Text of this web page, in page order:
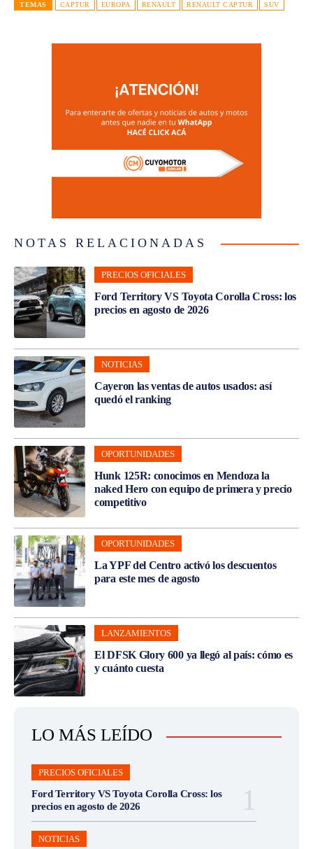
TEMAS CAPTUR EUROPA RENAULT RENAULT CAPTUR SUV
NOTAS RELACIONADAS
PRECIOS OFICIALES
Ford Territory VS Toyota Corolla Cross: los
precios en agosto de 2026
NOTICIAS
Cayeron las ventas de autos usados: así
quedó el ranking
OPORTUNIDADES
Hunk 125R: conocimos en Mendoza la
naked Hero con equipo de primera y precio
competitivo
OPORTUNIDADES
La YPF del Centro activó los descuentos
para este mes de agosto
LANZAMIENTOS
El DFSK Glory 600 ya llegó al país: cómo es
y cuánto cuesta
LO MÁS LEÍDO
PRECIOS OFICIALES
Ford Territory VS Toyota Corolla Cross: los
precios en agosto de 2026
NOTICIAS